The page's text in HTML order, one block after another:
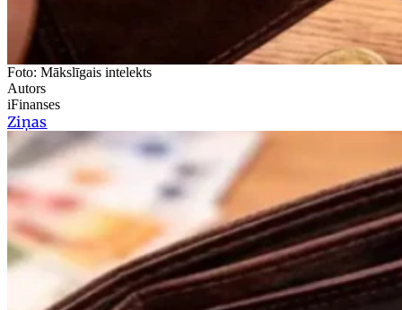
Foto: Mākslīgais intelekts
Autors
iFinanses
Ziņas